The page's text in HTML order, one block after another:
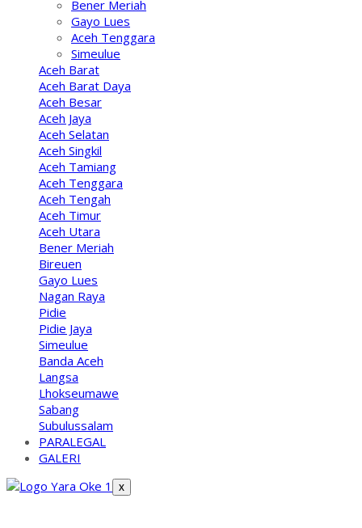
Bener Meriah
Gayo Lues
Aceh Tenggara
Simeulue
Aceh Barat
Aceh Barat Daya
Aceh Besar
Aceh Jaya
Aceh Selatan
Aceh Singkil
Aceh Tamiang
Aceh Tenggara
Aceh Tengah
Aceh Timur
Aceh Utara
Bener Meriah
Bireuen
Gayo Lues
Nagan Raya
Pidie
Pidie Jaya
Simeulue
Banda Aceh
Langsa
Lhokseumawe
Sabang
Subulussalam
PARALEGAL
GALERI
X